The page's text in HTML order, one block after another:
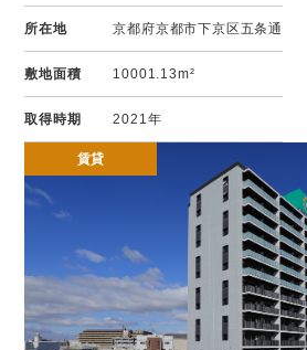
所在地 京都府京都市下京区五条通
敷地面積 10001.13m²
取得時期 2021年
賃貸